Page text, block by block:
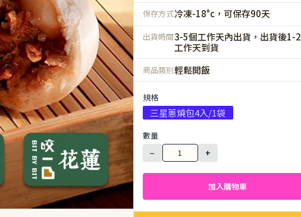
保存方式冷凍-18°c，可保存90天
出貨時間3-5個工作天內出貨，出貨後1-2
工作天到貨
商品類別輕鬆開飯
規格
三星蔥燒包4入/1袋
數量
−
+
加入購物車